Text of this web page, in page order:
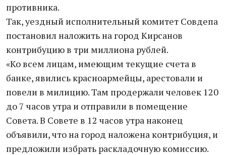
противника.
Так, уездный исполнительный комитет Совдепа
постановил наложить на город Кирсанов
контрибуцию в три миллиона рублей.
«Ко всем лицам, имеющим текущие счета в
банке, явились красноармейцы, арестовали и
повели в милицию. Там продержали человек 120
до 7 часов утра и отправили в помещение
Совета. В Совете в 12 часов утра наконец
объявили, что на город наложена контрибуция, и
предложили избрать раскладочную комиссию.